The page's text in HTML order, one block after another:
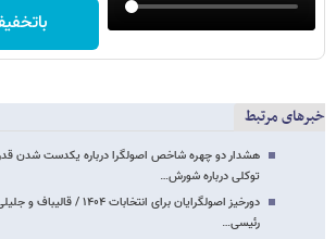
خبرهای مرتبط
هشدار دو چهره شاخص اصولگرا درباره یکدست شدن
توکلی درباره شورش…
دورخیز اصولگرایان برای
رئیسی…